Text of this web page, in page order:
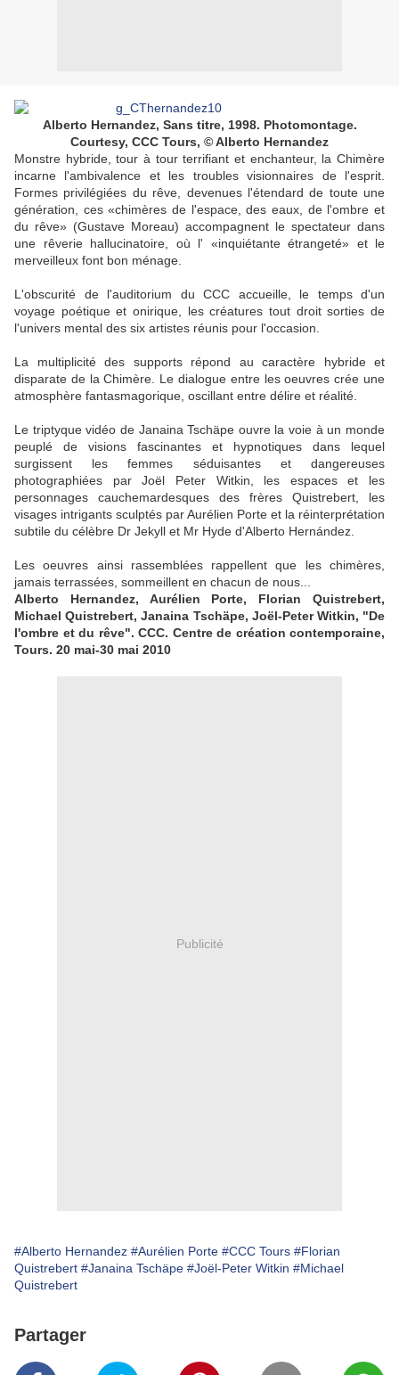
Alberto Hernandez, Sans titre, 1998. Photomontage.
Courtesy, CCC Tours, © Alberto Hernandez
Monstre hybride, tour à tour terrifiant et enchanteur, la Chimère
incarne l'ambivalence et les troubles visionnaires de l'esprit.
Formes privilégiées du rêve, devenues l'étendard de toute une
génération, ces «chimères de l'espace, des eaux, de l'ombre et
du rêve» (Gustave Moreau) accompagnent le spectateur dans
une rêverie hallucinatoire, où l' «inquiétante étrangeté» et le
merveilleux font bon ménage.
L'obscurité de l'auditorium du CCC accueille, le temps d'un
voyage poétique et onirique, les créatures tout droit sorties de
l'univers mental des six artistes réunis pour l'occasion.
La multiplicité des supports répond au caractère hybride et
disparate de la Chimère. Le dialogue entre les oeuvres crée une
atmosphère fantasmagorique, oscillant entre délire et réalité.
Le triptyque vidéo de Janaina Tschäpe ouvre la voie à un monde
peuplé de visions fascinantes et hypnotiques dans lequel
surgissent les femmes séduisantes et dangereuses
photographiées par Joël Peter Witkin, les espaces et les
personnages cauchemardesques des frères Quistrebert, les
visages intrigants sculptés par Aurélien Porte et la réinterprétation
subtile du célèbre Dr Jekyll et Mr Hyde d'Alberto Hernández.
Les oeuvres ainsi rassemblées rappellent que les chimères,
jamais terrassées, sommeillent en chacun de nous...
Alberto Hernandez, Aurélien Porte, Florian Quistrebert,
Michael Quistrebert, Janaina Tschäpe, Joël-Peter Witkin, "De
l'ombre et du rêve". CCC. Centre de création contemporaine,
Tours. 20 mai-30 mai 2010
Publicité
#Alberto Hernandez #Aurélien Porte #CCC Tours #Florian
Quistrebert #Janaina Tschäpe #Joël-Peter Witkin #Michael
Quistrebert
Partager